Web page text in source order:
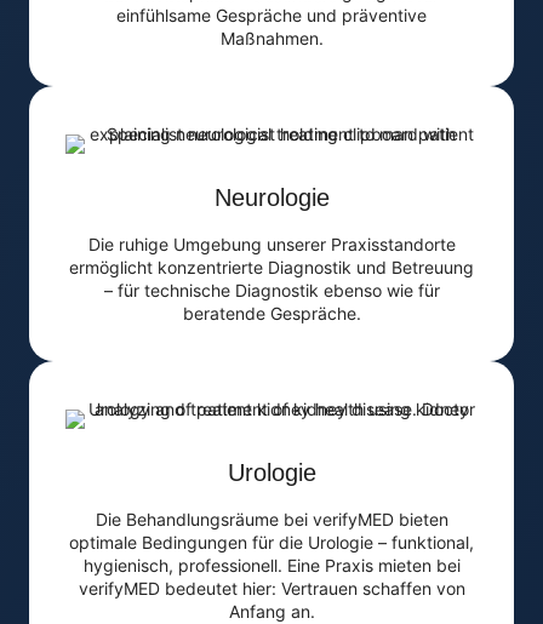
einfühlsame Gespräche und präventive
Maßnahmen.
Neurologie
Die ruhige Umgebung unserer Praxisstandorte
ermöglicht konzentrierte Diagnostik und Betreuung
– für technische Diagnostik ebenso wie für
beratende Gespräche.
Urologie
Die Behandlungsräume bei verifyMED bieten
optimale Bedingungen für die Urologie – funktional,
hygienisch, professionell. Eine Praxis mieten bei
verifyMED bedeutet hier: Vertrauen schaffen von
Anfang an.